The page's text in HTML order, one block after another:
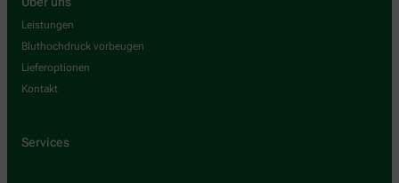
Leistungen
Bluthochdruck vorbeugen
Lieferoptionen
Kontakt
Services